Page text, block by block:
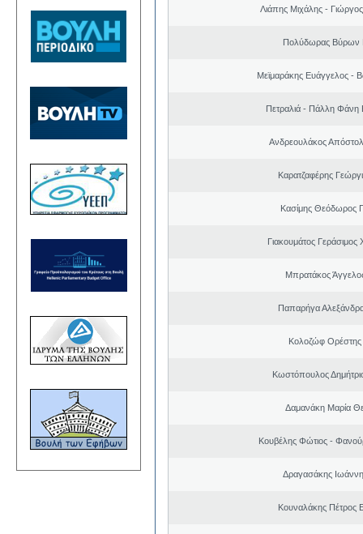
Λιάπης Μιχάλης -
Πολύδωρας Βύρων
Μεϊμαράκης Ευάγγελος -
Πετραλιά - Πάλλη Φάνη
Ανδρεουλάκος
Καρατζαφέρης
Κασίμης Θεόδωρος
Γιακουμάτος
Μπρατάκος
Παπαρήγα
Κολοζώφ
Κωστόπουλος
Δαμανάκη Μαρία
Κουβέλης Φώτιος -
Δραγασάκης
Κουναλάκης Πέτρος